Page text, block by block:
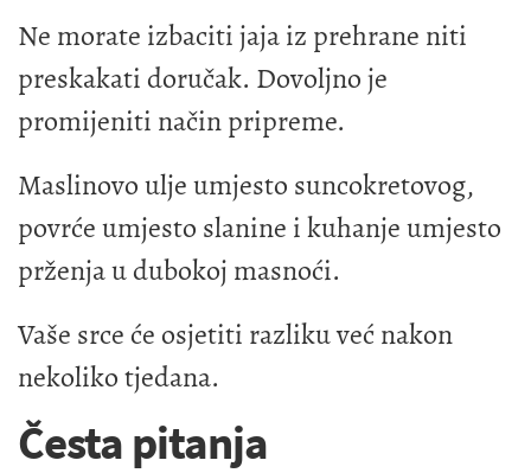
Ne morate izbaciti jaja iz prehrane niti
preskakati doručak. Dovoljno je
promijeniti način pripreme.
Maslinovo ulje umjesto suncokretovog,
povrće umjesto slanine i kuhanje umjesto
prženja u dubokoj masnoći.
Vaše srce će osjetiti razliku već nakon
nekoliko tjedana.
Česta pitanja